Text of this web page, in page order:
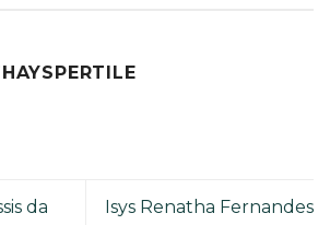
da
Isys Renatha Fernandes